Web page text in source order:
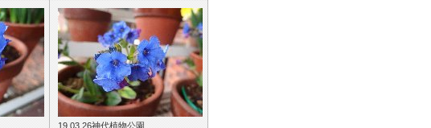
19.03.26神代植物公園